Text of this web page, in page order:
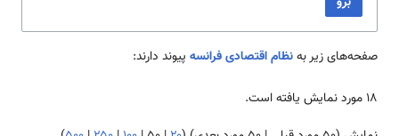
صفحه‌های زیر بهنظام اقتصادی فرانسه پیوند دارند:
۱۸ مورد نمایش یافته است.